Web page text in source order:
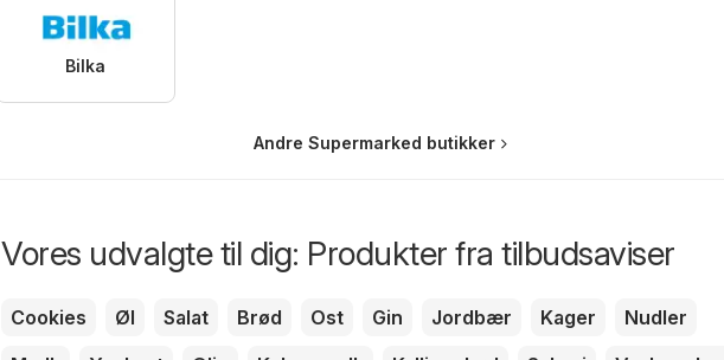
Bilka
Andre Supermarked butikker
Vores udvalgte til dig: Produkter fra tilbudsaviser
Cookies Øl Salat Brød Ost Gin Jordbær Kager
Nudler